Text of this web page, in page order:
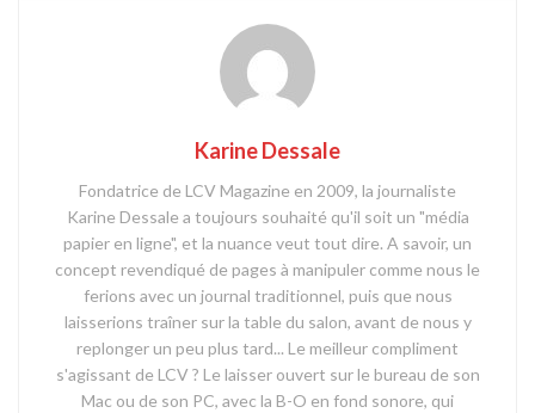
Karine Dessale
Fondatrice de LCV Magazine en 2009, la journaliste
Karine Dessale a toujours souhaité qu'il soit un "média
papier en ligne", et la nuance veut tout dire. A savoir, un
concept revendiqué de pages à manipuler comme nous le
ferions avec un journal traditionnel, puis que nous
laisserions traîner sur la table du salon, avant de nous y
replonger un peu plus tard... Le meilleur compliment
s'agissant de LCV ? Le laisser ouvert sur le bureau de son
Mac ou de son PC, avec la B-O en fond sonore, qui